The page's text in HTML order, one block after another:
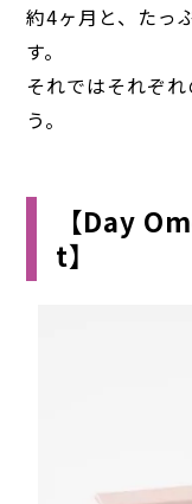
約4ヶ月と、たっ
す。
それではそれぞ
う。
【Day
t】